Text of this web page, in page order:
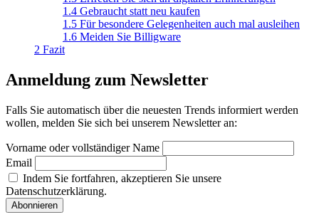
1.4 Gebraucht statt neu kaufen
1.5 Für besondere Gelegenheiten auch mal ausleihen
1.6 Meiden Sie Billigware
2 Fazit
Anmeldung zum Newsletter
Falls Sie automatisch über die neuesten Trends informiert werden
wollen, melden Sie sich bei unserem Newsletter an:
Vorname oder vollständiger Name
Email
Indem Sie fortfahren, akzeptieren Sie unsere
Datenschutzerklärung.